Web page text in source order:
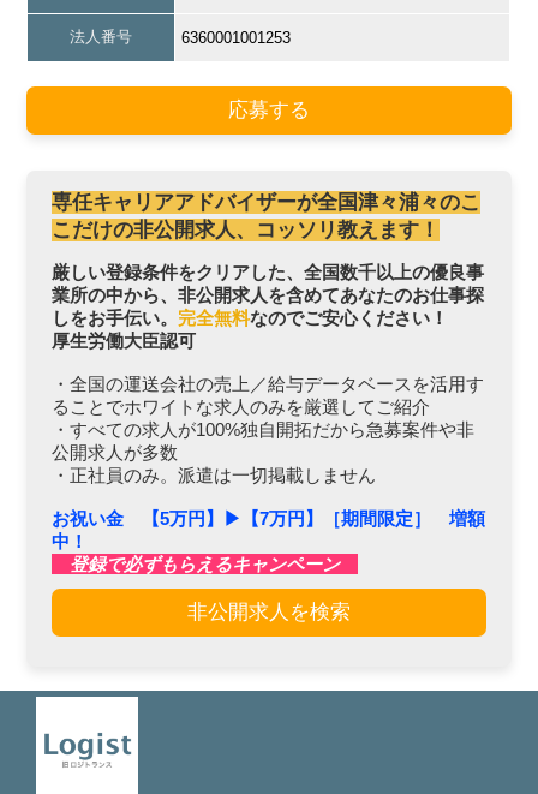
法人番号 6360001001253
応募する
専任キャリアアドバイザーが全国津々浦々のこ
こだけの非公開求人、コッソリ教えます！
厳しい登録条件をクリアした、全国数千以上の優良事
業所の中から、非公開求人を含めてあなたのお仕事探
しをお手伝い。 完全無料なのでご安心ください！
厚生労働大臣認可
・全国の運送会社の売上／給与データベースを活用す
ることでホワイトな求人のみを厳選してご紹介
・すべての求人が100%独自開拓だから急募案件や非
公開求人が多数
・正社員のみ。派遣は一切掲載しません
お祝い金 【5万円】▶︎【7万円】［期間限定］ 増額
中！
登録で必ずもらえるキャンペーン
非公開求人を検索